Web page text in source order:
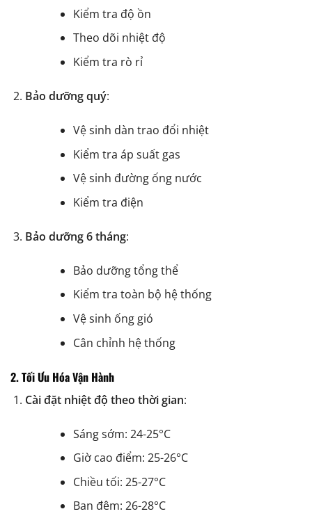
Kiểm tra độ ồn
Theo dõi nhiệt độ
Kiểm tra rò rỉ
Bảo dưỡng quý:
Vệ sinh dàn trao đổi nhiệt
Kiểm tra áp suất gas
Vệ sinh đường ống nước
Kiểm tra điện
Bảo dưỡng 6 tháng:
Bảo dưỡng tổng thể
Kiểm tra toàn bộ hệ thống
Vệ sinh ống gió
Cân chỉnh hệ thống
2. Tối Ưu Hóa Vận Hành
Cài đặt nhiệt độ theo thời gian:
Sáng sớm: 24-25°C
Giờ cao điểm: 25-26°C
Chiều tối: 25-27°C
Ban đêm: 26-28°C